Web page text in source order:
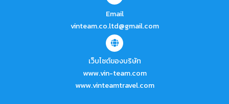
Email
vinteam.co.ltd@gmail.com
เว็บไซต์ของบริษัท
www.vin-team.com
www.vinteamtravel.com